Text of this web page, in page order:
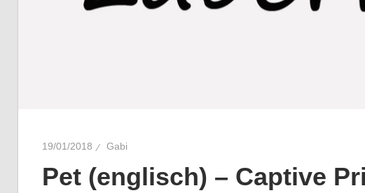
19/01/2018 Gabi
Pet (englisch) – Captive